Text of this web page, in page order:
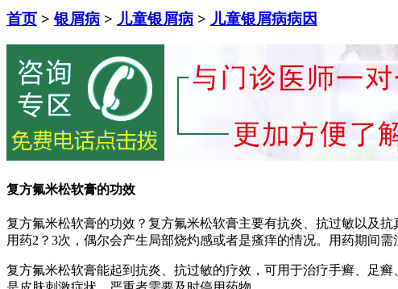
首页 >银屑病 > 儿童银屑病 > 儿童银屑病病因
复方氟米松软膏的功效
复方氟米松软膏的功效？复方氟米松软膏主要有抗炎、抗过敏以及
用药2？3次，偶尔会产生局部烧灼感或者是瘙痒的情况。用药期间
复方氟米松软膏能起到抗炎、抗过敏的疗效，可用于治疗手癣、足